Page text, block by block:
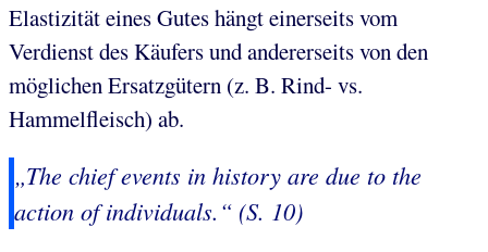
Elastizität eines Gutes hängt einerseits vom
Verdienst des Käufers und andererseits von den
möglichen Ersatzgütern (z. B. Rind- vs.
Hammelfleisch) ab.
„The chief events in history are due to the
action of individuals.“ (S. 10)